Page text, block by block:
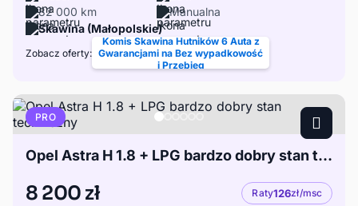
82 000 km
Manualna
Skawina (Małopolskie)
Zobacz oferty:
Komis Skawina Hutników 6 Auta z
Gwarancjami na Bez wypadkowość
i Przebieg
PRO
Opel Astra H 1.8 + LPG bardzo dobry stan techniczny
8 200 zł Raty126zł/msc